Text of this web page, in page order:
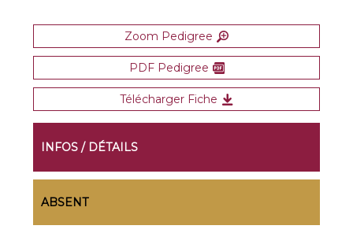
Zoom Pedigree
PDF Pedigree
Télécharger Fiche
INFOS / DÉTAILS
ABSENT